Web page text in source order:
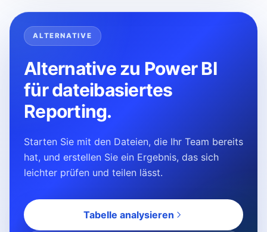
ALTERNATIVE
Alternative zu Power BI
für dateibasiertes
Reporting.
Starten Sie mit den Dateien, die Ihr Team bereits
hat, und erstellen Sie ein Ergebnis, das sich
leichter prüfen und teilen lässt.
Tabelle analysieren